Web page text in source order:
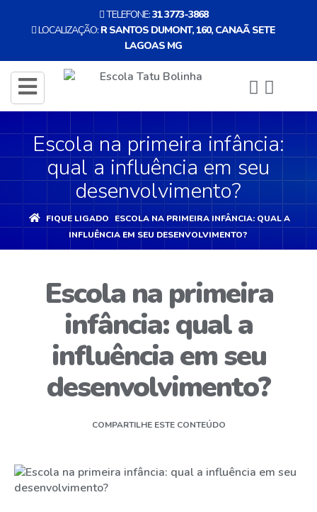
TELEFONE:31 3773-3868
LOCALIZAÇÃO: R SANTOS DUMONT, 160, CANAÃ SETE
LAGOAS MG
toggle
navigation
CADASTRE-
INÍCIO
ESTRUTURA
DIFERENCIAIS
NOTÍCIAS/ATUALIDADES
Escola na primeira infância:
qual a influência em seu
desenvolvimento?
FIQUE LIGADO
ESCOLA NA PRIMEIRA INFÂNCIA: QUAL A
INFLUÊNCIA EM SEU DESENVOLVIMENTO?
Escola na primeira
infância: qual a
influência em seu
desenvolvimento?
COMPARTILHE ESTE CONTEÚDO